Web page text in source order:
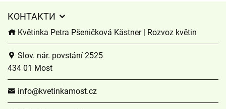
КОНТАКТИ
Květinka Petra Pšeničková Kästner | Rozvoz květin
Slov. nár. povstání 2525
434 01 Most
info@kvetinkamost.cz